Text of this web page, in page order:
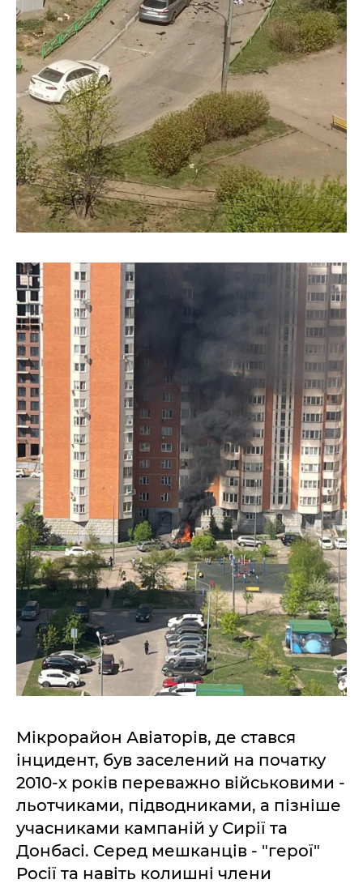
Мікрорайон Авіаторів, де стався
інцидент, був заселений на початку
2010-х років переважно військовими -
льотчиками, підводниками, а пізніше
учасниками кампаній у Сирії та
Донбасі. Серед мешканців - "герої"
Росії та навіть колишні члени